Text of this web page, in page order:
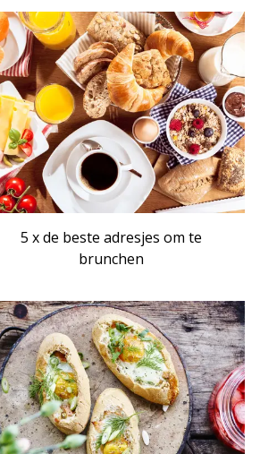
ARTIKEL
5 x de beste adresjes om te
brunchen
RECEPTENSET